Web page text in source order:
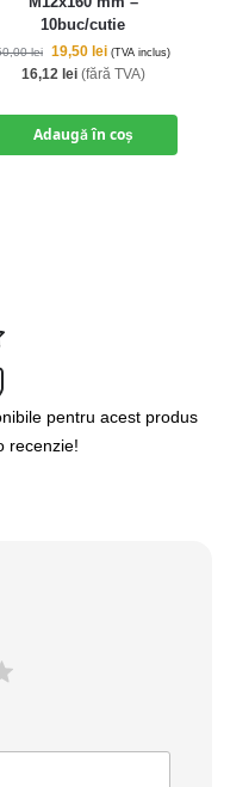
10buc/cutie
lei 19,50 lei (TVA inclus)
16,12 lei(fără TVA)
Adaugă în coș
pentru acest produs
recenzie!